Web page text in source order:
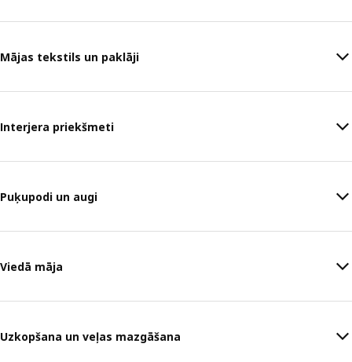
Mājas tekstils un paklāji
Interjera priekšmeti
Puķupodi un augi
Viedā māja
Uzkopšana un veļas mazgāšana